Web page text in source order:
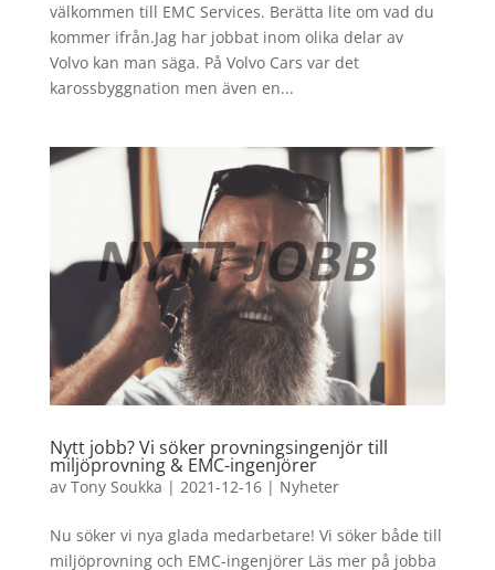
välkommen till EMC Services. Berätta lite om vad du
kommer ifrån.Jag har jobbat inom olika delar av
Volvo kan man säga. På Volvo Cars var det
karossbyggnation men även en...
Nytt jobb? Vi söker provningsingenjör till
miljöprovning & EMC-ingenjörer
av Tony Soukka | 2021-12-16| Nyheter
Nu söker vi nya glada medarbetare! Vi söker både till
miljöprovning och EMC-ingenjörer Läs mer på jobba